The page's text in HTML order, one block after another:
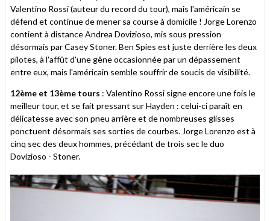
Valentino Rossi (auteur du record du tour), mais l'américain se
défend et continue de mener sa course à domicile ! Jorge Lorenzo
contient à distance Andrea Dovizioso, mis sous pression
désormais par Casey Stoner. Ben Spies est juste derrière les deux
pilotes, à l'affût d'une gêne occasionnée par un dépassement
entre eux, mais l'américain semble souffrir de soucis de visibilité.
12ème et 13ème tours : Valentino Rossi signe encore une fois le
meilleur tour, et se fait pressant sur Hayden : celui-ci paraît en
délicatesse avec son pneu arrière et de nombreuses glisses
ponctuent désormais ses sorties de courbes. Jorge Lorenzo est à
cinq sec des deux hommes, précédant de trois sec le duo
Dovizioso - Stoner.